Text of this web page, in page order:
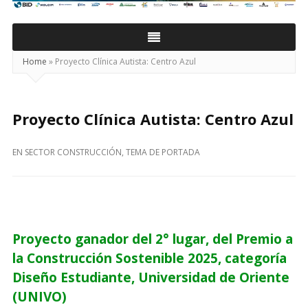
Home » Proyecto Clínica Autista: Centro Azul
Proyecto Clínica Autista: Centro Azul
EN SECTOR CONSTRUCCIÓN, TEMA DE PORTADA
Proyecto ganador del 2° lugar, del Premio a
la Construcción Sostenible 2025, categoría
Diseño Estudiante, Universidad de Oriente
(UNIVO)